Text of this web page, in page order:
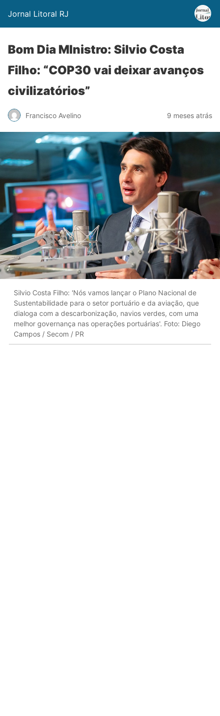
Jornal Litoral RJ
Bom Dia MInistro: Silvio Costa
Filho: “COP30 vai deixar avanços
civilizatórios”
Francisco Avelino 9 meses atrás
Silvio Costa Filho: 'Nós vamos lançar o Plano Nacional de
Sustentabilidade para o setor portuário e da aviação, que
dialoga com a descarbonização, navios verdes, com uma
melhor governança nas operações portuárias'. Foto: Diego
Campos / Secom / PR